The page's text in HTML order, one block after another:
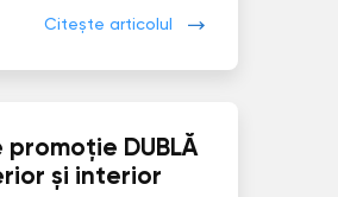
Citește articolul
DUBLĂ
și interior